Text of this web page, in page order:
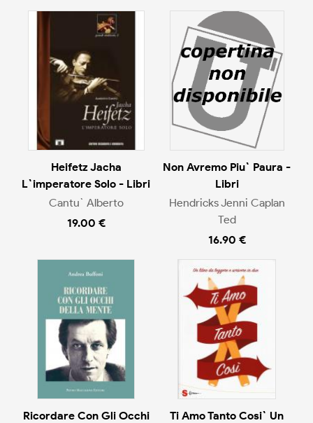
Heifetz Jacha
L`imperatore Solo - Libri
Cantu` Alberto
19.00 €
Non Avremo Piu` Paura -
Libri
Hendricks Jenni Caplan
Ted
16.90 €
Ricordare Con Gli Occhi
Ti Amo Tanto Cosi` Un